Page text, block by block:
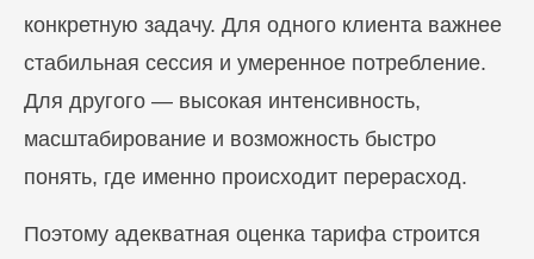
конкретную задачу. Для одного клиента важнее
стабильная сессия и умеренное потребление.
Для другого — высокая интенсивность,
масштабирование и возможность быстро
понять, где именно происходит перерасход.
Поэтому адекватная оценка тарифа строится
Похожие статьи
Блог
ПЕРЕЙТИ В БЛОГ